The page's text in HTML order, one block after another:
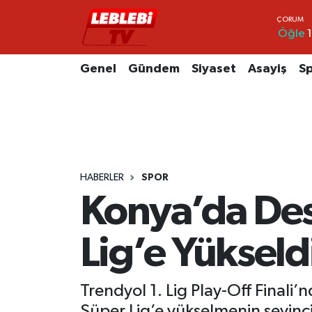
Öğle
Genel Gündem Siyaset Asayiş
HABERLER SPOR
Konya’da
Lig’e
Trendyol 1. Lig Play-Off
Hava Durumu
Tüm Manşetler
Son Dakika Haberleri
Haber Arşivi